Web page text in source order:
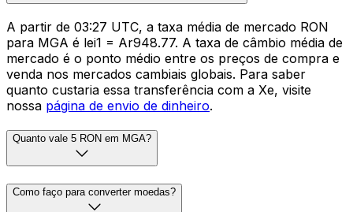
A partir de 03:27 UTC, a taxa média de mercado RON
para MGA é lei1 = Ar948.77. A taxa de câmbio média de
mercado é o ponto médio entre os preços de compra e
venda nos mercados cambiais globais. Para saber
quanto custaria essa transferência com a Xe, visite
nossa página de envio de dinheiro.
Quanto vale 5 RON em MGA?
Como faço para converter moedas?